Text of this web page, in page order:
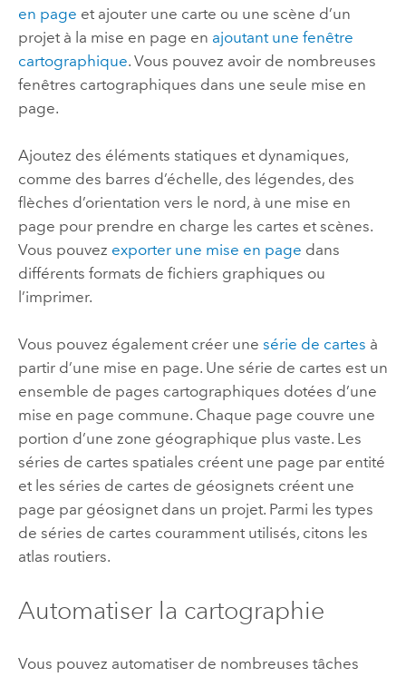
en page et ajouter une carte ou une scène d’un
projet à la mise en page en ajoutant une fenêtre
cartographique. Vous pouvez avoir de nombreuses
fenêtres cartographiques dans une seule mise en
page.
Ajoutez des éléments statiques et dynamiques,
comme des barres d’échelle, des légendes, des
flèches d’orientation vers le nord, à une mise en
page pour prendre en charge les cartes et scènes.
Vous pouvez exporter une mise en page dans
différents formats de fichiers graphiques ou
l’imprimer.
Vous pouvez également créer une série de cartes à
partir d’une mise en page. Une série de cartes est un
ensemble de pages cartographiques dotées d’une
mise en page commune. Chaque page couvre une
portion d’une zone géographique plus vaste. Les
séries de cartes spatiales créent une page par entité
et les séries de cartes de géosignets créent une
page par géosignet dans un projet. Parmi les types
de séries de cartes couramment utilisés, citons les
atlas routiers.
Automatiser la cartographie
Vous pouvez automatiser de nombreuses tâches